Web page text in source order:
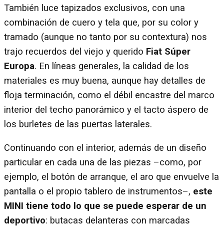
También luce tapizados exclusivos, con una
combinación de cuero y tela que, por su color y
tramado (aunque no tanto por su contextura) nos
trajo recuerdos del viejo y querido Fiat Súper
Europa. En líneas generales, la calidad de los
materiales es muy buena, aunque hay detalles de
floja terminación, como el débil encastre del marco
interior del techo panorámico y el tacto áspero de
los burletes de las puertas laterales.
Continuando con el interior, además de un diseño
particular en cada una de las piezas –como, por
ejemplo, el botón de arranque, el aro que envuelve la
pantalla o el propio tablero de instrumentos–, este
MINI tiene todo lo que se puede esperar de un
deportivo: butacas delanteras con marcadas